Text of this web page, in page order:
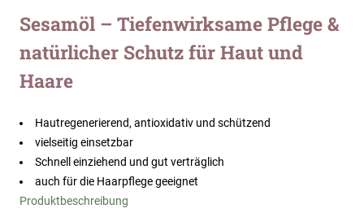
Zum
Anfang
der
springen
Sesamöl – Tiefenwirksame Pflege &
natürlicher Schutz für Haut und
Haare
Hautregenerierend, antioxidativ und schützend
vielseitig einsetzbar
Schnell einziehend und gut verträglich
auch für die Haarpflege geeignet
Produktbeschreibung